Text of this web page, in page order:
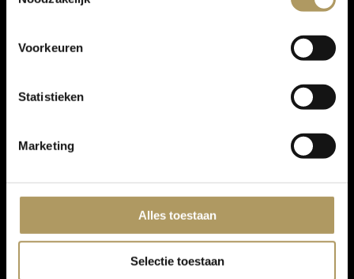
Voorkeuren
Statistieken
Marketing
Alles toestaan
Selectie toestaan